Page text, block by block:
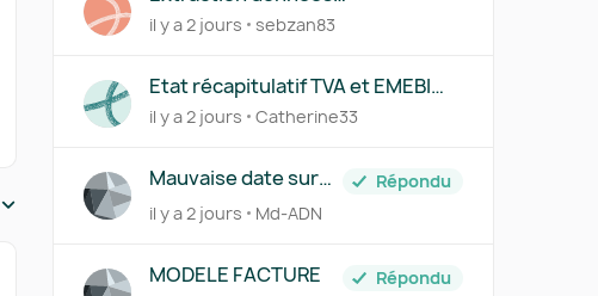
par
devis/factures - Macro
il y a 2 jours sebzan83
Etat récapitulatif TVA et EMEBI
(DEB)
il y a 2 jours Catherine33
Mauvaise date sur
avoir
Répondu
il y a 2 jours
Md-ADN
MODELE FACTURE
Répondu